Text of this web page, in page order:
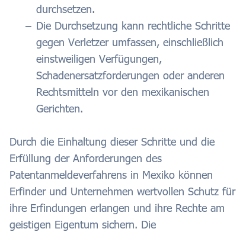
durchsetzen.
Die Durchsetzung kann rechtliche Schritte
gegen Verletzer umfassen, einschließlich
einstweiligen Verfügungen,
Schadenersatzforderungen oder anderen
Rechtsmitteln vor den mexikanischen
Gerichten.
Durch die Einhaltung dieser Schritte und die
Erfüllung der Anforderungen des
Patentanmeldeverfahrens in Mexiko können
Erfinder und Unternehmen wertvollen Schutz für
ihre Erfindungen erlangen und ihre Rechte am
geistigen Eigentum sichern. Die